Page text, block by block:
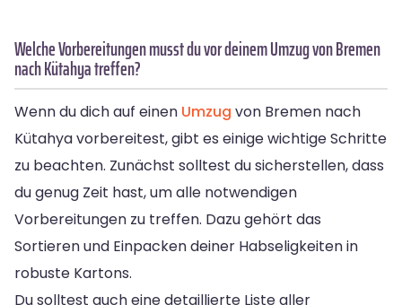
Welche Vorbereitungen musst du vor deinem Umzug von Bremen
nach Kütahya treffen?
Wenn du dich auf einen Umzug von Bremen nach
Kütahya vorbereitest, gibt es einige wichtige Schritte
zu beachten. Zunächst solltest du sicherstellen, dass
du genug Zeit hast, um alle notwendigen
Vorbereitungen zu treffen. Dazu gehört das
Sortieren und Einpacken deiner Habseligkeiten in
robuste Kartons.
Du solltest auch eine detaillierte Liste aller